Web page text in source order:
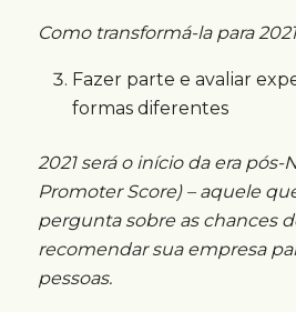
Como transformá-la para
Fazer parte e avaliar
formas diferentes
2021 será o início da era pós-
Promoter Score) – aquele
pergunta sobre as chances
recomendar sua empresa
pessoas.